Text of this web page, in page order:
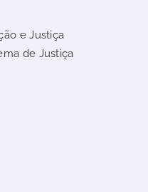
e Justiça
de Justiça